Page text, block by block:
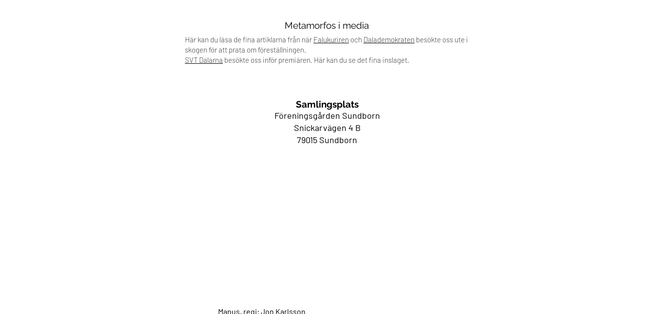
Metamorfos i media
Här kan du läsa de fina artiklarna från när Falukuriren och Dalademokraten besökte oss ute i
skogen för att prata om föreställningen.
SVT Dalarna besökte oss inför premiären. Här kan du se det fina inslaget.
Samlingsplats
Föreningsgården Sundborn
Snickarvägen 4 B
79015 Sundborn
Manus, regi: Jon Karlsson